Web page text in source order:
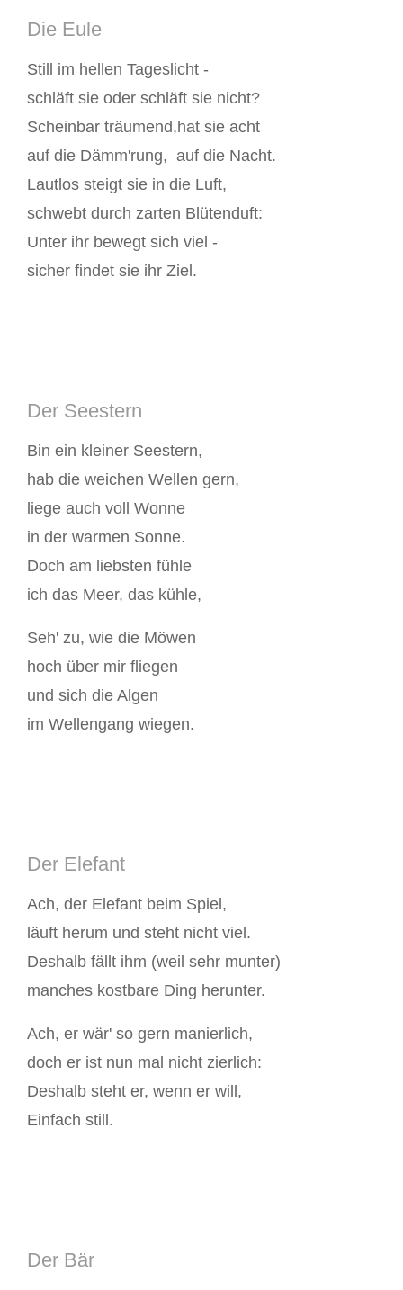
Die Eule
Still im hellen Tageslicht -
schläft sie oder schläft sie nicht?
Scheinbar träumend,hat sie acht
auf die Dämm'rung, auf die Nacht.
Lautlos steigt sie in die Luft,
schwebt durch zarten Blütenduft:
Unter ihr bewegt sich viel -
sicher findet sie ihr Ziel.
Der Seestern
Bin ein kleiner Seestern,
hab die weichen Wellen gern,
liege auch voll Wonne
in der warmen Sonne.
Doch am liebsten fühle
ich das Meer, das kühle,
Seh' zu, wie die Möwen
hoch über mir fliegen
und sich die Algen
im Wellengang wiegen.
Der Elefant
Ach, der Elefant beim Spiel,
läuft herum und steht nicht viel.
Deshalb fällt ihm (weil sehr munter)
manches kostbare Ding herunter.
Ach, er wär' so gern manierlich,
doch er ist nun mal nicht zierlich:
Deshalb steht er, wenn er will,
Einfach still.
Der Bär